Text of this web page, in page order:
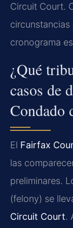
Circuit Court.
circunstancias
cronograma
¿Qué
casos de
Condado
El Fairfax
las
preliminares.
(felony) se
Circuit Court.